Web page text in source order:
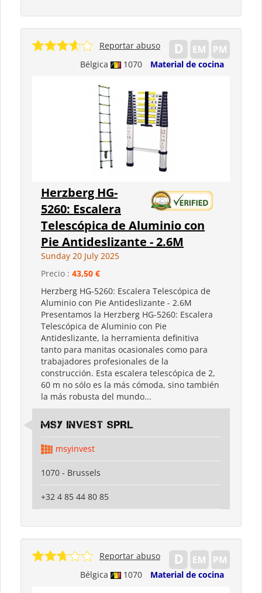
Bélgica 1070 Material de cocina
Reportar abuso
Herzberg HG-
5260: Escalera
Telescópica de Aluminio con
Pie Antideslizante - 2.6M
Sunday 20 July 2025
Precio : 43,50 €
Herzberg HG-5260: Escalera Telescópica de
Aluminio con Pie Antideslizante - 2.6M
Presentamos la Herzberg HG-5260: Escalera
Telescópica de Aluminio con Pie
Antideslizante, la herramienta definitiva
tanto para manitas ocasionales como para
trabajadores profesionales de la
construcción. Esta escalera telescópica de 2,
60 m no sólo es la más cómoda, sino también
la más robusta del mundo...
MSY INVEST SPRL
msyinvest
1070 - Brussels
+32 4 85 44 80 85
Bélgica 1070 Material de cocina
Reportar abuso